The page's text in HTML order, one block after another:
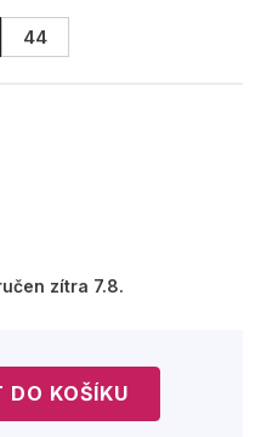
44
zítra 7.8.